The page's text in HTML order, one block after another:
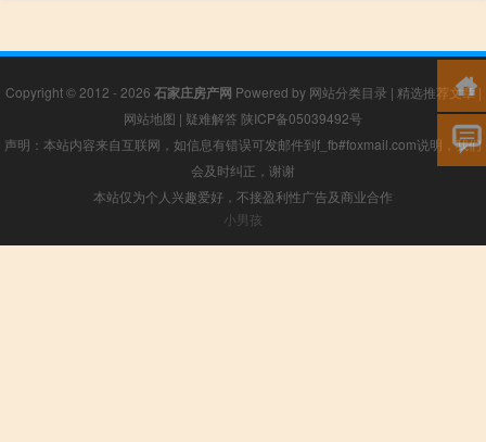
Copyright © 2012 - 2026 石家庄房产网 Powered by 网站分类目录 | 精选推荐文章|
网站地图 | 疑难解答 陕ICP备05039492号
声明：本站内容来自互联网，如信息有错误可发邮件到f_fb#foxmail.com说明，我们
会及时纠正，谢谢
本站仅为个人兴趣爱好，不接盈利性广告及商业合作
小男孩